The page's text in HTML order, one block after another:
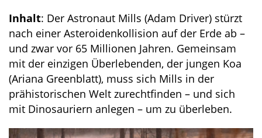
Inhalt: Der Astronaut Mills (Adam Driver) stürzt
nach einer Asteroidenkollision auf der Erde ab –
und zwar vor 65 Millionen Jahren. Gemeinsam
mit der einzigen Überlebenden, der jungen Koa
(Ariana Greenblatt), muss sich Mills in der
prähistorischen Welt zurechtfinden – und sich
mit Dinosauriern anlegen – um zu überleben.